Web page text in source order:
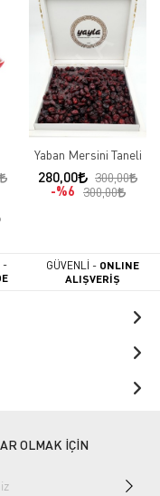
Yaban Mersini Taneli
280,00
300,00
%6 300,00
- GÜVENLİ - ONLINE
ALIŞVERİŞ
OLMAK İÇİN